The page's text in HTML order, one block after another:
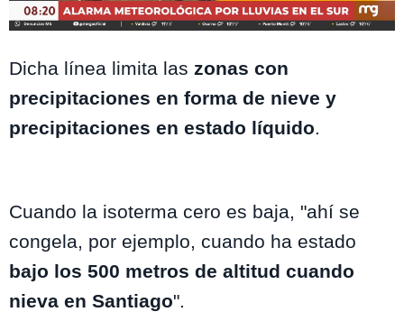
Dicha línea limita las zonas con
precipitaciones en forma de nieve y
precipitaciones en estado líquido
Cuando la isoterma cero es baja, "ahí se
congela, por ejemplo, cuando ha estado
bajo los 500 metros de altitud cuando
nieva en Santiago".